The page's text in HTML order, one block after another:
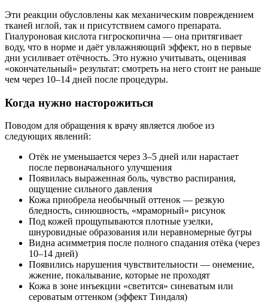
Эти реакции обусловлены как механическим повреждением
тканей иглой, так и присутствием самого препарата.
Гиалуроновая кислота гигроскопична — она притягивает
воду, что в норме и даёт увлажняющий эффект, но в первые
дни усиливает отёчность. Это нужно учитывать, оценивая
«окончательный» результат: смотреть на него стоит не раньше
чем через 10–14 дней после процедуры.
Когда нужно насторожиться
Поводом для обращения к врачу является любое из
следующих явлений:
Отёк не уменьшается через 3–5 дней или нарастает
после первоначального улучшения
Появилась выраженная боль, чувство распирания,
ощущение сильного давления
Кожа приобрела необычный оттенок — резкую
бледность, синюшность, «мраморный» рисунок
Под кожей прощупываются плотные узелки,
шнуровидные образования или неравномерные бугры
Видна асимметрия после полного спадания отёка (через
10–14 дней)
Появились нарушения чувствительности — онемение,
жжение, покалывание, которые не проходят
Кожа в зоне инъекции «светится» синеватым или
сероватым оттенком (эффект Тиндаля)